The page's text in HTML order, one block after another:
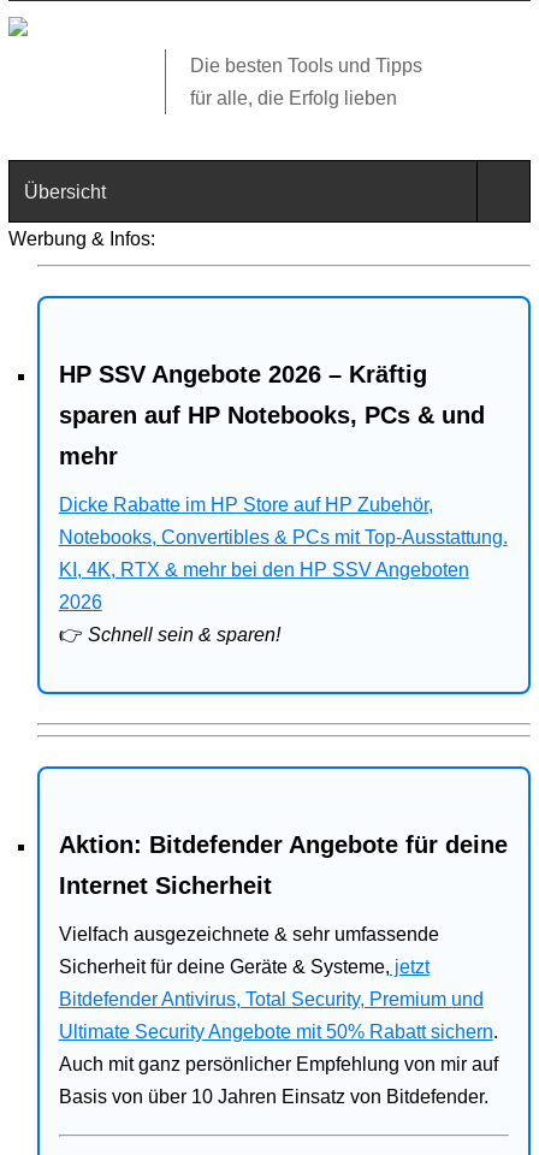
Die besten Tools und Tipps
für alle, die Erfolg lieben
Übersicht
Technik
Web
Business
Angebote
Bitdefender
Ratgeber
Werbung & Infos:
HP SSV Angebote 2026 – Kräftig
sparen auf HP Notebooks, PCs & und
mehr
Dicke Rabatte im HP Store auf HP Zubehör,
Notebooks, Convertibles & PCs mit Top-Ausstattung.
KI, 4K, RTX & mehr bei den HP SSV Angeboten
2026
👉 Schnell sein & sparen!
Aktion: Bitdefender Angebote für deine
Internet Sicherheit
Vielfach ausgezeichnete & sehr umfassende
Sicherheit für deine Geräte & Systeme, jetzt
Bitdefender Antivirus, Total Security, Premium und
Ultimate Security Angebote mit 50% Rabatt sichern.
Auch mit ganz persönlicher Empfehlung von mir auf
Basis von über 10 Jahren Einsatz von Bitdefender.